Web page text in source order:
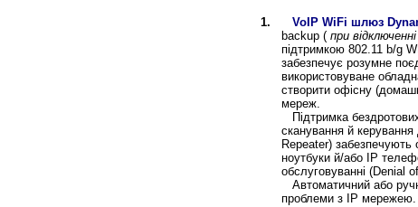
1. VoIP WiFi шлюз
backup ( при
підтримкою 802.11 b/g
забезпечує розумне
використовуване
створити офісну
мереж.
Підтримка
сканування й
Repeater) забезпечують
ноутбуки й/або IP
обслуговуванні (Denial
Автоматичний або
проблеми з ІP мережею.